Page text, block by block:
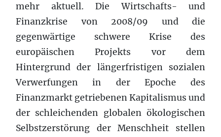
mehr aktuell. Die Wirtschafts- und
Finanzkrise von 2008/09 und die
gegenwärtige schwere Krise des
europäischen Projekts vor dem
Hintergrund der längerfristigen sozialen
Verwerfungen in der Epoche des
Finanzmarkt getriebenen Kapitalismus und
der schleichenden globalen ökologischen
Selbstzerstörung der Menschheit stellen